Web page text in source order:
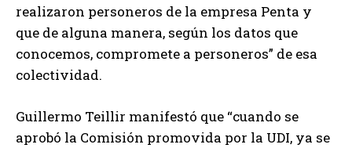
realizaron personeros de la empresa Penta y
que de alguna manera, según los datos que
conocemos, compromete a personeros” de esa
colectividad.
Guillermo Teillir manifestó que “cuando se
aprobó la Comisión promovida por la UDI, ya se